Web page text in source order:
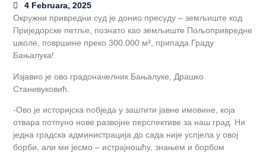
4 Februara, 2025
Окружни привредни суд је донио пресуду – земљиште код
Приједорске петље, познато као земљиште Пољопривредне
школе, површине преко 300.000 м², припада Граду
Бањалука!
Изјавио је ово градоначелник Бањалуке, Драшко
Станивуковић.
-Ово је историјска побједа у заштити јавне имовине, која
отвара потпуно нове развојне перспективе за наш град. Ни
једна градска администрација до сада није успјела у овој
борби, али ми јесмо – истрајношћу, знањем и борбом